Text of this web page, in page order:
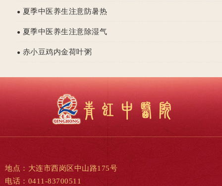
● 夏季中医养生注意防暑热
● 夏季中医养生注意除湿气
● 赤小豆鸡内金荷叶粥
地点：大连市西岗区中山路175号
电话：0411-83700511